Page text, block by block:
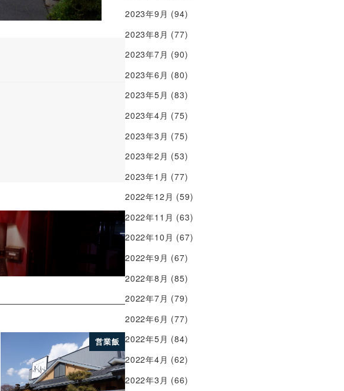
営業飯
2023年9月 (94)
2023年8月 (77)
2023年7月 (90)
2023年6月 (80)
2023年5月 (83)
2023年4月 (75)
2023年3月 (75)
2023年2月 (53)
2023年1月 (77)
2022年12月 (59)
2022年11月 (63)
2022年10月 (67)
2022年9月 (67)
2022年8月 (85)
2022年7月 (79)
2022年6月 (77)
2022年5月 (84)
2022年4月 (62)
2022年3月 (66)